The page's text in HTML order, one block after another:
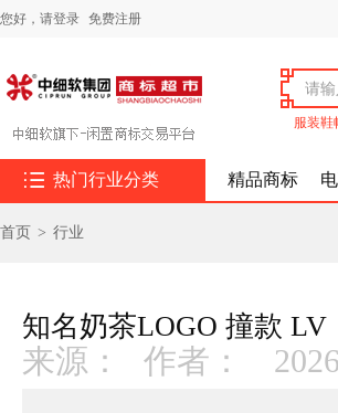
您好， 请登录 免费注册
服装鞋
 热门行业分类 精品商标
首页 > 行业
知名奶茶LOGO 撞款
来源： 作者：